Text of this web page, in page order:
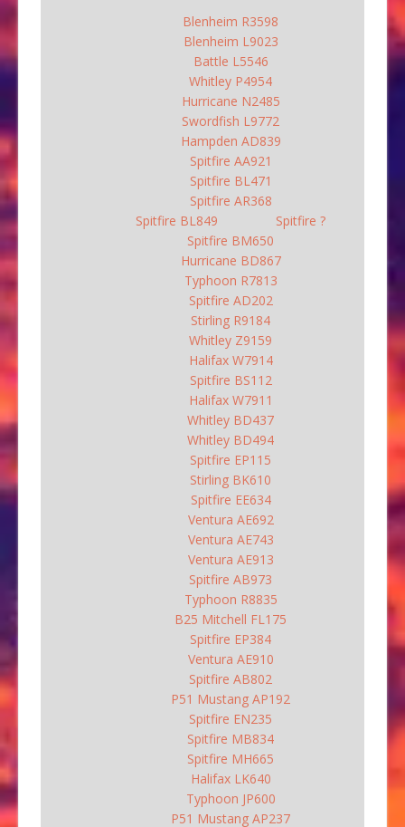
Blenheim R3598
Blenheim L9023
Battle L5546
Whitley P4954
Hurricane N2485
Swordfish L9772
Hampden AD839
Spitfire AA921
Spitfire BL471
Spitfire AR368
Spitfire BL849
Spitfire ?
Spitfire BM650
Hurricane BD867
Typhoon R7813
Spitfire AD202
Stirling R9184
Whitley Z9159
Halifax W7914
Spitfire BS112
Halifax W7911
Whitley BD437
Whitley BD494
Spitfire EP115
Stirling BK610
Spitfire EE634
Ventura AE692
Ventura AE743
Ventura AE913
Spitfire AB973
Typhoon R8835
B25 Mitchell FL175
Spitfire EP384
Ventura AE910
Spitfire AB802
P51 Mustang AP192
Spitfire EN235
Spitfire MB834
Spitfire MH665
Halifax LK640
Typhoon JP600
P51 Mustang AP237